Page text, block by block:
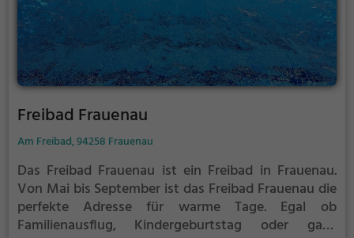
Freibad Frauenau
Am Freibad, 94258 Frauenau
Das Freibad Frauenau ist ein Freibad in Frauenau.
Von Mai bis September ist das Freibad Frauenau die
perfekte Adresse für warme Tage. Egal ob
Familienausflug, Kindergeburtstag oder ganz